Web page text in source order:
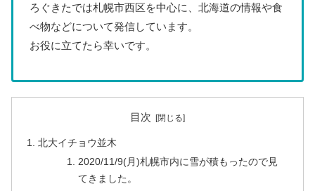
ろぐきたでは札幌市西区を中心に、北海道の情報や食
べ物などについて発信しています。
お役に立てたら幸いです。
目次
北大イチョウ並木
2020/11/9(月)札幌市内に雪が積もったので見
てきました。